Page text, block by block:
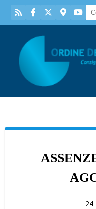
24